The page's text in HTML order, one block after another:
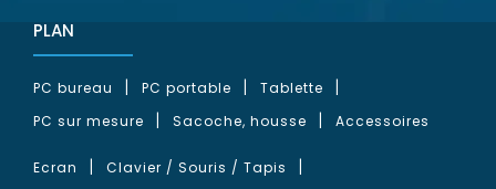
PLAN
PC bureau PC portable
Tablette
PC sur mesure
Sacoche, housse Accessoires
Ecran
Clavier / Souris / Tapis